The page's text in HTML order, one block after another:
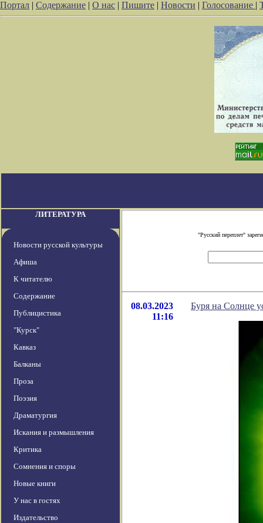
Портал | Содержание | О нас | Пишите | Новости | Голосование |
ЛИТЕРАТУРА
Новости русской культуры
Афиша
К читателю
Содержание
Публицистика
"Курск"
Кавказ
Балканы
Проза
Поэзия
Драматургия
Искания и размышления
Критика
Сомнения и споры
Новые книги
У нас в гостях
Издательство
"Русский переплет"
08.03.2023
11:16
Буря на Солнце